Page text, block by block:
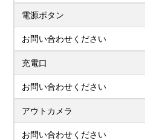
電源ボタン
お問い合わせください
充電口
お問い合わせください
アウトカメラ
お問い合わせください